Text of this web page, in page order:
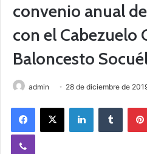
convenio anual
con el Cabezuelo
Baloncesto
admin 28 de diciembre de